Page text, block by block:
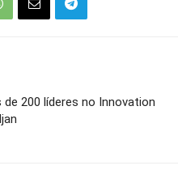
de 200 líderes no Innovation